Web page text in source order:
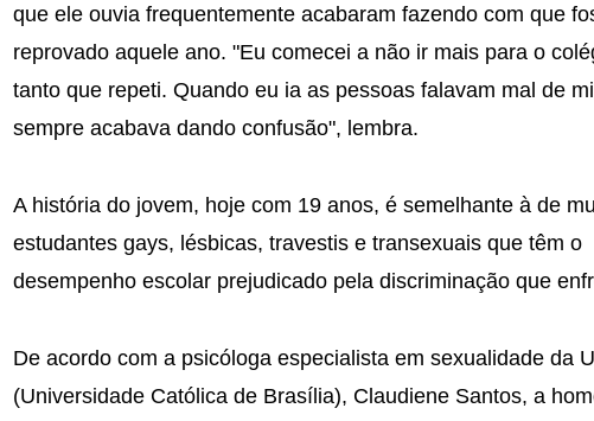
que ele ouvia frequentemente acabaram fazendo com que
reprovado aquele ano. "Eu comecei a não ir mais para o
tanto que repeti. Quando eu ia as pessoas falavam mal de
sempre acabava dando confusão", lembra.
A história do jovem, hoje com 19 anos, é semelhante à de
estudantes gays, lésbicas, travestis e transexuais que têm o
desempenho escolar prejudicado pela discriminação que
De acordo com a psicóloga especialista em sexualidade da
(Universidade Católica de Brasília), Claudiene Santos, a